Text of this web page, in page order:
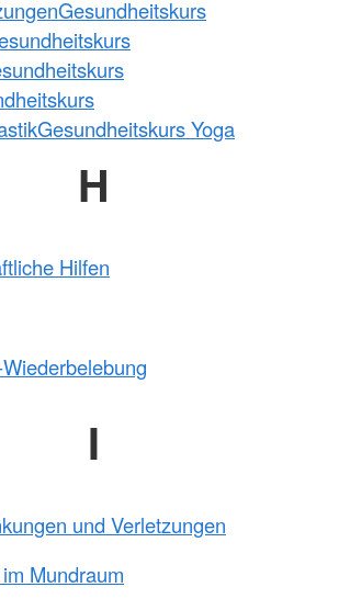
Gesundheitskurs
Gesundheitskurs Yoga
H
Hilfen
I
und Verletzungen
Mundraum